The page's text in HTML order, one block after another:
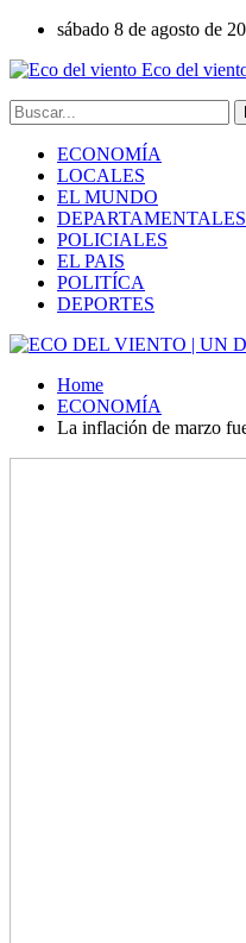
sábado 8 de agosto de
Eco del
ECONOMÍA
LOCALES
EL MUNDO
DEPARTAMENTALES
POLICIALES
EL PAIS
POLITÍCA
DEPORTES
Home
ECONOMÍA
La inflación de marzo